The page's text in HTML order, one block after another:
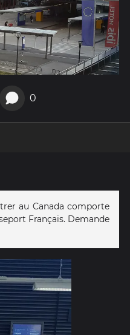
0
au Canada comporte
Français. Demande